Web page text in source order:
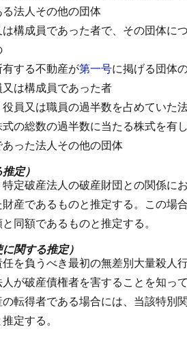
法人その他の団体
構成員であった者で、その団体に
する不動産が第一号に掲げる団体
は構成員であった者
員又は職員の過半数を占めていた
の総数の過半数に当たる株式を有
った法人その他の団体
定）
定破産法人の破産財団との関係に
産であるものと推定する。 この場
同額であるものと推定する。
関する推定）
を負うべき最初の無差別大量殺人
が破産債権者を害することを知っ
転得者である場合には、当該特
定する。